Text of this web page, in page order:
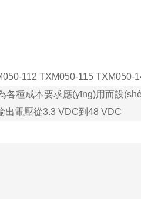
112 TXM050-115 TXM050-
各種成本要求應(yīng)用而設
輸出電壓從3.3 VDC到 48 VDC